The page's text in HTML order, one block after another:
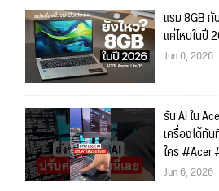
แรม 8GB กั
แค่ไหนในปี
Jun 6, 2026
รัน AI ใน
เครื่องได้ทั
ใคร #Acer
Jun 6, 2026